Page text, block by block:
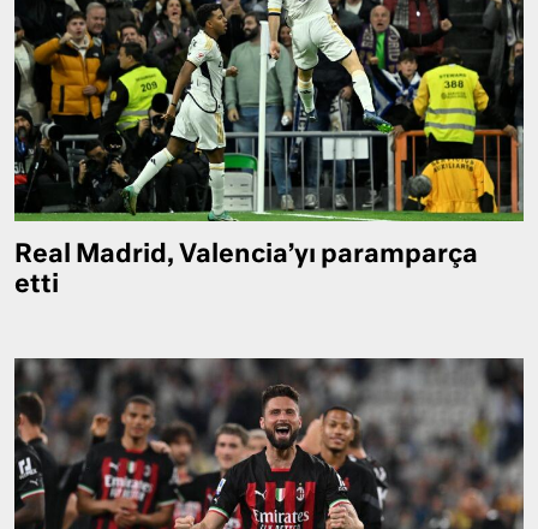
Real Madrid, Valencia’yı paramparça
etti